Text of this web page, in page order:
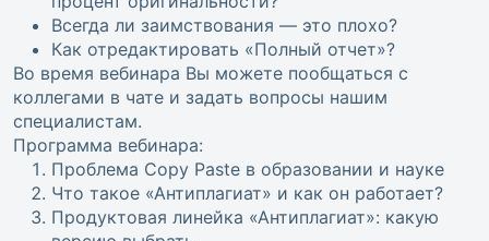
Всегда ли заимствования — это плохо?
Как отредактировать «Полный отчет»?
Во время вебинара Вы можете пообщаться с
коллегами в чате и задать вопросы нашим
специалистам.
Программа вебинара:
Проблема Copy Paste в образовании и науке
Что такое «Антиплагиат» и как он работает?
Продуктовая линейка «Антиплагиат»: какую